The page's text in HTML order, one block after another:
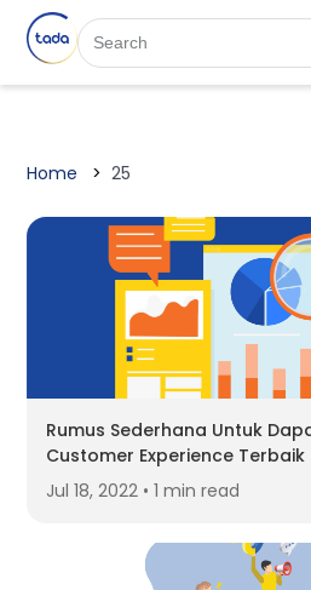
Home 25
Rumus Sederhana Untuk
Customer Experience Terbaik
Jul 18, 2022 • 1 min read